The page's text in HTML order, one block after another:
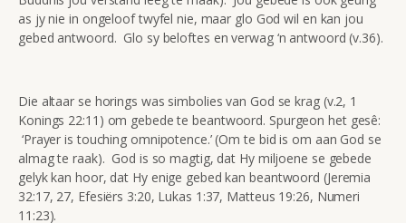
as jy nie in ongeloof twyfel nie, maar glo God wil en kan jou
gebed antwoord. Glo sy beloftes en verwag ‘n antwoord (v.36).
Die altaar se horings was simbolies van God se krag (v.2, 1
Konings 22:11) om gebede te beantwoord. Spurgeon het gesê:
‘Prayer is touching omnipotence.’ (Om te bid is om aan God se
almag te raak). God is so magtig, dat Hy miljoene se gebede
gelyk kan hoor, dat Hy enige gebed kan beantwoord (Jeremia
32:17, 27, Efesiërs 3:20, Lukas 1:37, Matteus 19:26, Numeri
11:23).